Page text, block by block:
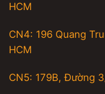
HCM
CN4: 196 Quang
HCM
CN5: 179B, Đường